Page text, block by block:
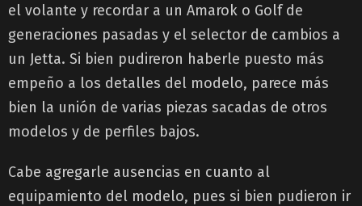
el volante y recordar a un Amarok o Golf de
generaciones pasadas y el selector de cambios a
un Jetta. Si bien pudireron haberle puesto más
empeño a los detalles del modelo, parece más
bien la unión de varias piezas sacadas de otros
modelos y de perfiles bajos.
Cabe agregarle ausencias en cuanto al
equipamiento del modelo, pues si bien pudieron ir